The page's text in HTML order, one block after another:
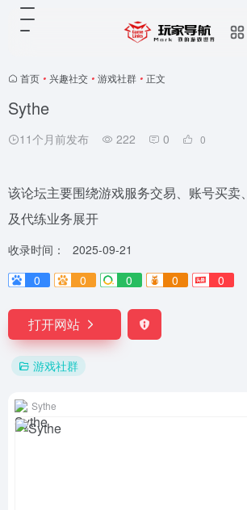
首页 • 兴趣社交 • 游戏社群 • 正文
Sythe
11个月前发布 222 0 0
该论坛主要围绕游戏服务交易、账号买卖
及代练业务展开
收录时间：
2025-09-21
0
0 0 0 0
打开网站
游戏社群
Sythe